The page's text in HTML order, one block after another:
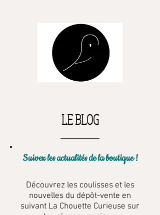
LE BLOG
Suivez les actualités de la boutique !
Découvrez les coulisses et les
nouvelles du dépôt-vente en
suivant La Chouette Curieuse sur